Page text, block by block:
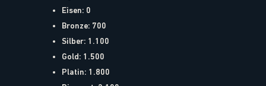
Eisen: 0
Bronze: 700
Silber: 1.100
Gold: 1.500
Platin: 1.800